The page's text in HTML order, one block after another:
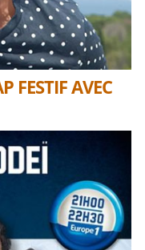
FESTIF AVEC